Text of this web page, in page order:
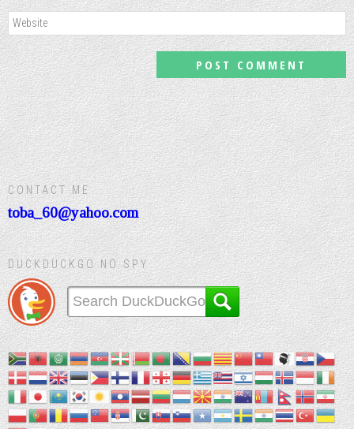
CONTACT ME
toba_60@yahoo.com
DUCKDUCKGO NO SPY